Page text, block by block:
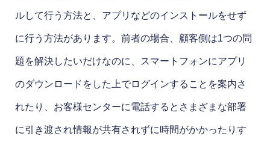
ルして行う方法と、アプリなどのインストールをせず
に行う方法があります。前者の場合、顧客側は1つの問
題を解決したいだけなのに、スマートフォンにアプリ
のダウンロードをした上でログインすることを案内さ
れたり、お客様センターに電話するとさまざまな部署
に引き渡され情報が共有されずに時間がかかったりす